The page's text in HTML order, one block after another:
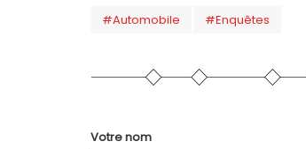
#Automobile #Enquêtes
Votre nom